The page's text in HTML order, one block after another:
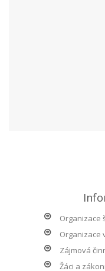
Organizace
Organizace
Zájmová
Žáci a